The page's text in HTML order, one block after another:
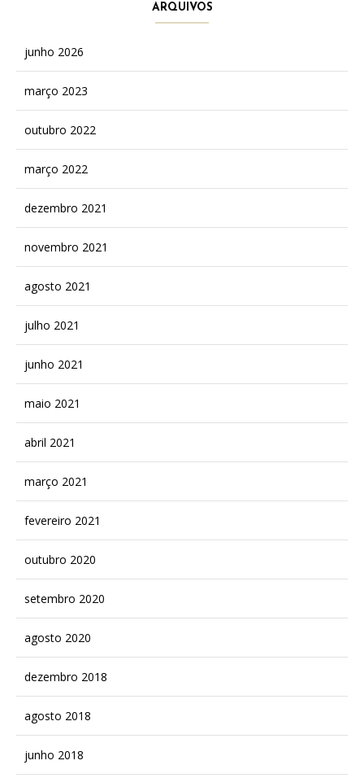
ARQUIVOS
junho 2026
março 2023
outubro 2022
março 2022
dezembro 2021
novembro 2021
agosto 2021
julho 2021
junho 2021
maio 2021
abril 2021
março 2021
fevereiro 2021
outubro 2020
setembro 2020
agosto 2020
dezembro 2018
agosto 2018
junho 2018